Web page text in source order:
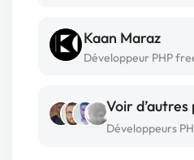
Kaan Maraz
Développeur PHP
Voir
Développeurs